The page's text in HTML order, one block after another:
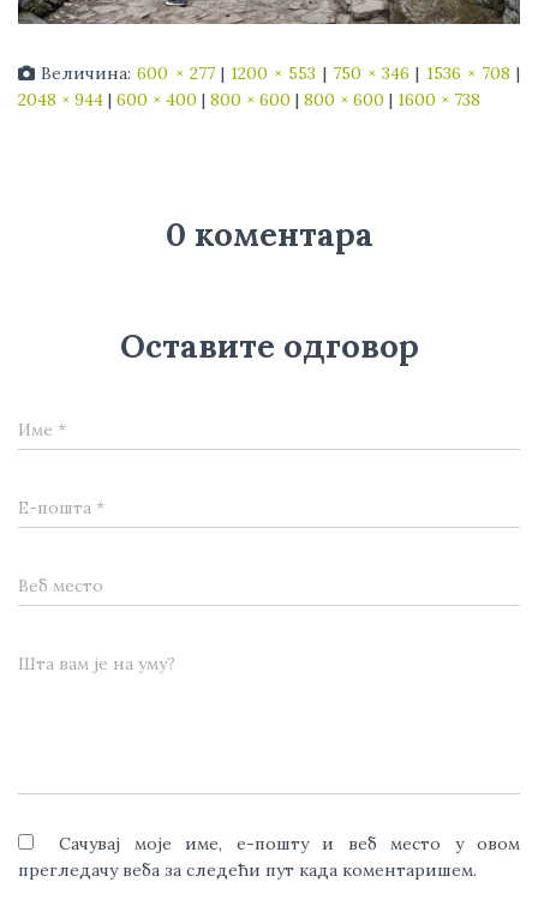
Величина:600 × 277 | 1200 × 553 | 750 × 346 | 1536 × 708 |
2048 × 944 | 600 × 400 | 800 × 600 | 800 × 600 | 1600 × 738
0 коментара
Оставите одговор
Име *
Е-пошта *
Веб место
Шта вам је на уму?
Сачувај моје име, е-пошту и веб место у овом
прегледачу веба за следећи пут када коментаришем.